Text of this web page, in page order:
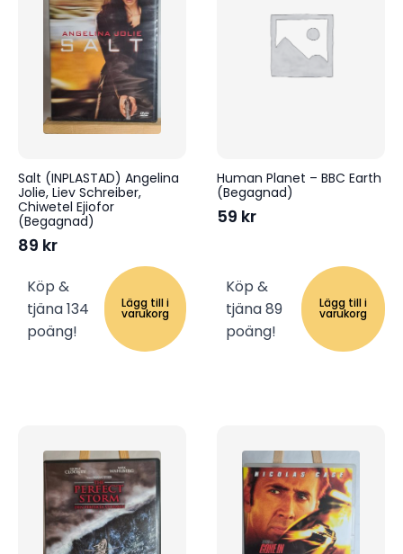
Salt (INPLASTAD) Angelina
Jolie, Liev Schreiber,
Chiwetel Ejiofor
(Begagnad)
89 kr
Köp &
tjäna 134
poäng!
Lägg till i
varukorg
Human Planet – BBC Earth
(Begagnad)
59 kr
Köp &
tjäna 89
poäng!
Lägg till i
varukorg